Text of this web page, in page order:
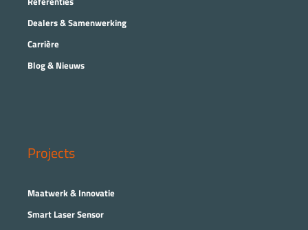
Dealers & Samenwerking
Carrière
Blog & Nieuws
Projects
Maatwerk & Innovatie
Smart Laser Sensor